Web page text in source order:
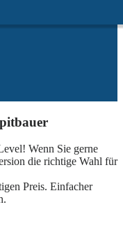
Wenn Sie gerne
die richtige Wahl für
Preis. Einfacher